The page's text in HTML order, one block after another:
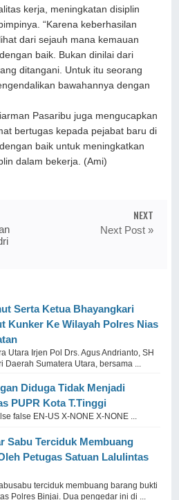
kerja, meningkatan disiplin
“Karena keberhasilan
dari sejauh mana kemauan
baik. Bukan dinilai dari
ditangani. Untuk itu seorang
bawahannya dengan
Pasaribu juga mengucapkan
bertugas kepada pejabat baru di
baik untuk meningkatkan
dalam bekerja. (Ami)
NEXT
Next Post »
Serta Ketua Bhayangkari
Kunker Ke Wilayah Polres Nias
Utara Irjen Pol Drs. Agus Andrianto, SH
Sumatera Utara, bersama ...
Diduga Tidak Menjadi
PUPR Kota T.Tinggi
false EN-US X-NONE X-NONE ...
Sabu Terciduk Membuang
Petugas Satuan Lalulintas
terciduk membuang barang bukti
Polres Binjai. Dua pengedar ini di ...